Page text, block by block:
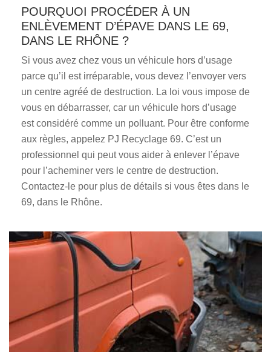
POURQUOI PROCÉDER À UN
ENLÈVEMENT D’ÉPAVE DANS LE 69,
DANS LE RHÔNE ?
Si vous avez chez vous un véhicule hors d’usage
parce qu’il est irréparable, vous devez l’envoyer vers
un centre agréé de destruction. La loi vous impose de
vous en débarrasser, car un véhicule hors d’usage
est considéré comme un polluant. Pour être conforme
aux règles, appelez PJ Recyclage 69. C’est un
professionnel qui peut vous aider à enlever l’épave
pour l’acheminer vers le centre de destruction.
Contactez-le pour plus de détails si vous êtes dans le
69, dans le Rhône.